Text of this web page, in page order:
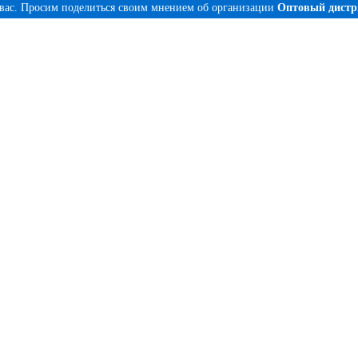
Просим поделиться своим мнением об организации Оптовый